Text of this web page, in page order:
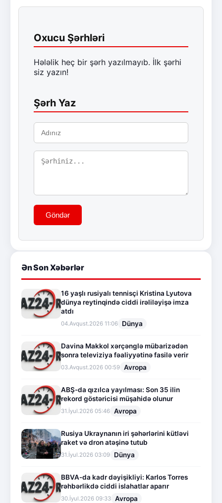
Oxucu Şərhləri
Hələlik heç bir şərh yazılmayıb. İlk şərhi
siz yazın!
Şərh Yaz
Göndər
Ən Son Xəbərlər
16 yaşlı rusiyalı tennisçi Kristina Lyutova
dünya reytinqində ciddi irəliləyişə imza
atdı
04.Avqust.2026 11:06 Dünya
Davina Makkol xərçənglə mübarizədən
sonra televiziya fəaliyyətinə fasilə verir
03.Avqust.2026 00:59 Avropa
ABŞ-da qızılca yayılması: Son 35 ilin
rekord göstəricisi müşahidə olunur
31.İyul.2026 05:46 Avropa
Rusiya Ukraynanın iri şəhərlərini kütləvi
raket və dron atəşinə tutub
31.İyul.2026 03:09 Dünya
BBVA-da kadr dəyişikliyi: Karlos Torres
rəhbərlikdə ciddi islahatlar aparır
30.İyul.2026 09:33 Avropa